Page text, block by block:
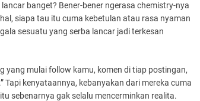
banget? Bener-bener ngerasa chemistry-nya
siapa tau itu cuma kebetulan atau rasa nyaman
sesuatu yang serba lancar jadi terkesan
yang mulai follow kamu, komen di tiap postingan,
Tapi kenyataannya, kebanyakan dari mereka cuma
sebenarnya gak selalu mencerminkan realita.